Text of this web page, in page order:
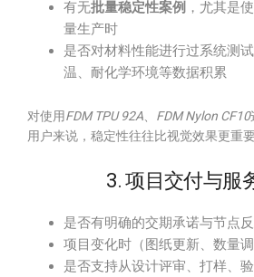
有无批量稳定性案例 ，尤其是
量生产时
是否对材料性能进行过系统测
温、耐化学环境等数据积累
对使用FDM TPU 92A FDM Nylon CF10
用户来说，稳定性往往比视觉效果更重要
3. 项目交付与服
是否有明确的交期承诺与节点
项目变化时（图纸更新、数量
是否支持从设计评审、打样、